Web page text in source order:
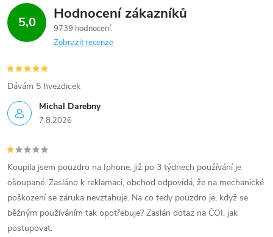
5,0 Hodnocení zákazníků
9739 hodnocení
Zobrazit recenze
Michal Darebny
7.8.2026
Dávám 5 hvezdicek
Koupila jsem pouzdro na Iphone, již po 3 týdnech používání je
ošoupané. Zasláno k reklamaci, obchod odpovídá, že na mechanické
poškození se záruka nevztahuje. Na co tedy pouzdro je, když se
běžným používáním tak opotřebuje? Zaslán dotaz na ČOI, jak
postupovat.